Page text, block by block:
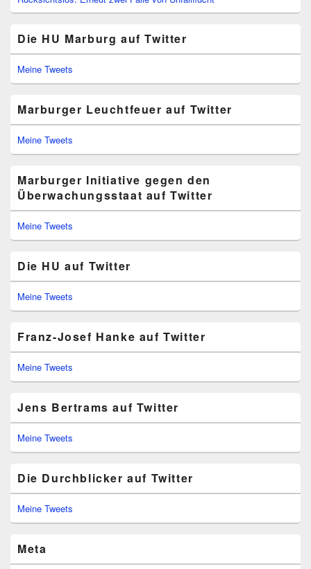
Die HU Marburg auf Twitter
Meine Tweets
Marburger Leuchtfeuer auf Twitter
Meine Tweets
Marburger Initiative gegen den
Überwachungsstaat auf Twitter
Meine Tweets
Die HU auf Twitter
Meine Tweets
Franz-Josef Hanke auf Twitter
Meine Tweets
Jens Bertrams auf Twitter
Meine Tweets
Die Durchblicker auf Twitter
Meine Tweets
Meta